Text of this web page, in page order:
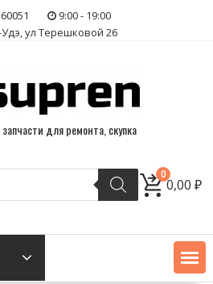
9:00 - 19:00
Удэ, ул Терешковой 26
для ремонта, скупка
0
0,00₽